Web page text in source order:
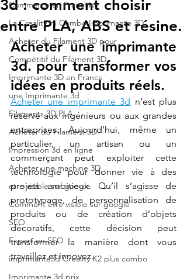
Commerce en Franchise
La Creality Hi Combo Imprimante 3D
Acheter du Filament 3D pour
Compétitif du Filament 3D
Imprimante 3D en France
une Imprimante 3d
Filaments 3D PLA
Acheter du Filament 3D
Impression 3d en ligne
Acheter une machine 3D
etre visible sur google
Comment etre visible sur google
SEO
Expert en SEO
imprimante3d Creality K2 plus combo
Imprimante 3d prix
3d : comment choisir
entre PLA, ABS et résine.
Acheter une imprimante
3d. pour transformer vos
idées en produits réels.
Acheter une imprimante 3d n’est plus
réservé aux ingénieurs ou aux grandes
entreprises. Aujourd’hui, même un
particulier, un artisan ou un
commerçant peut exploiter cette
technologie pour donner vie à des
projets ambitieux. Qu’il s’agisse de
prototypage, de personnalisation de
produits ou de création d’objets
décoratifs, cette décision peut
transformer la manière dont vous
travaillez et innovez.